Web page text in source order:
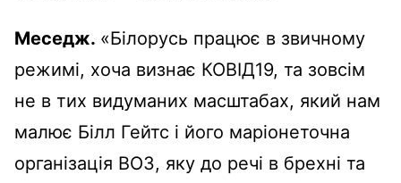
Меседж. «Білорусь працює в звичному
режимі, хоча визнає КОВІД19, та зовсім
не в тих видуманих масштабах, який нам
малює Білл Гейтс і його маріонеточна
організація ВОЗ, яку до речі в брехні та